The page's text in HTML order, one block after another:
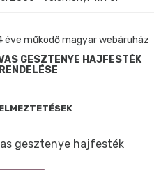
éve működő magyar webáruház
GESZTENYE HAJFESTÉK
gesztenye hajfesték